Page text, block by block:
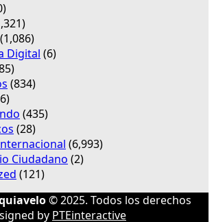
(1,086)
Digital (6)
(834)
(435)
(28)
(6,993)
Ciudadano (2)
(121)
© 2025. Todos los derechos
by PTEinteractive